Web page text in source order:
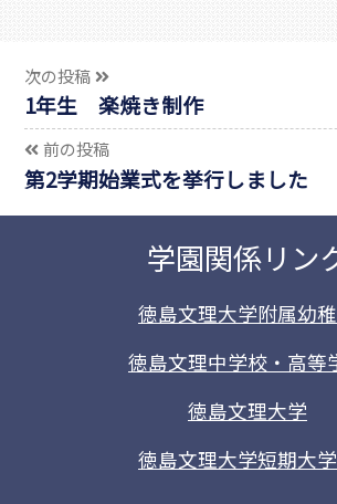
次の投稿
1年生 楽焼き制作
前の投稿
第2学期始業式を挙行しました
学園関係リン
徳島文理大学附属幼
徳島文理中学校・高等
徳島文理大学
徳島文理大学短期大